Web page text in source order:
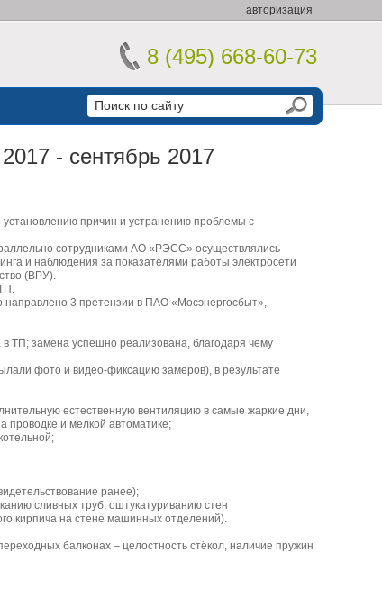
авторизация
8 (495) 668-60-73
- сентябрь 2017
причин и устранению проблемы с
сотрудниками АО «РЭСС» осуществлялись
и наблюдения за показателями работы электросети
(ВРУ).
направлено 3 претензии в ПАО «Мосэнергосбыт»,
замена успешно реализована, благодаря чему
фото и видео-фиксацию замеров), в результате
естественную вентиляцию в самые жаркие дни,
проводке и мелкой автоматике;
ранее);
сливных труб, оштукатуриванию стен
кирпича на стене машинных отделений).
балконах – целостность стёкол, наличие пружин